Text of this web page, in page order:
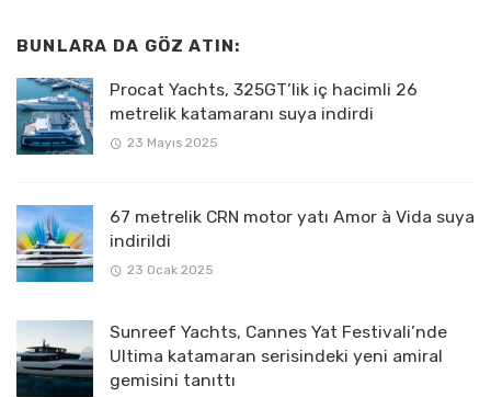
BUNLARA DA GÖZ ATIN:
Procat Yachts, 325GT’lik iç hacimli 26
metrelik katamaranı suya indirdi
23 Mayıs 2025
67 metrelik CRN motor yatı Amor à Vida suya
indirildi
23 Ocak 2025
Sunreef Yachts, Cannes Yat Festivali’nde
Ultima katamaran serisindeki yeni amiral
gemisini tanıttı